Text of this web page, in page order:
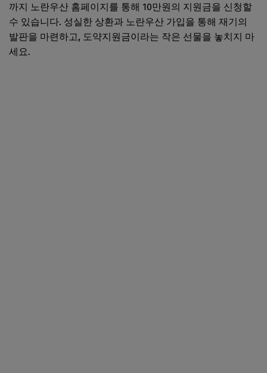
까지 노란우산 홈페이지를 통해 10만원의 지원금을 신청할
수 있습니다. 성실한 상환과 노란우산 가입을 통해 재기의
발판을 마련하고, 도약지원금이라는 작은 선물을 놓치지 마
세요.